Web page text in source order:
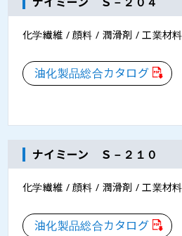
化学繊維 / 顔料 / 潤滑剤 / 工業材
油化製品総合カタログ
ナイミーン Ｓ－２１０
化学繊維 / 顔料 / 潤滑剤 / 工業材
油化製品総合カタログ